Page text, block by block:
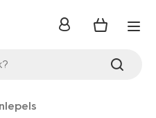
inloggen